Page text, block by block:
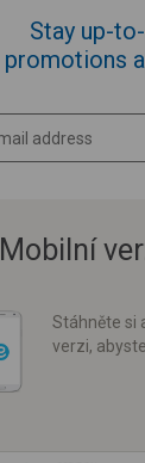
Stay up-
promotions
Mobilní
Stáhněte si
verzi,